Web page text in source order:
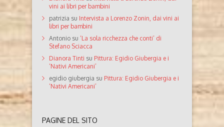
vini ai libri per bambini
patrizia su Intervista a Lorenzo Zonin, dai vini ai
libri per bambini
Antonio su ‘La sola ricchezza che conti’ di
Stefano Sciacca
Dianora Tinti su Pittura: Egidio Giubergia e i
‘Nativi Americani’
egidio giubergia su Pittura: Egidio Giubergia e i
‘Nativi Americani’
PAGINE DEL SITO